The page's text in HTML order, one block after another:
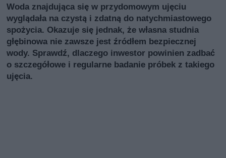
Woda znajdująca się w przydomowym ujęciu
wyglądała na czystą i zdatną do natychmiastowego
spożycia. Okazuje się jednak, że własna studnia
głębinowa nie zawsze jest źródłem bezpiecznej
wody. Sprawdź, dlaczego inwestor powinien zadbać
o szczegółowe i regularne badanie próbek z takiego
ujęcia.